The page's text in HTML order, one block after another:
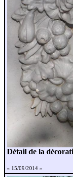
Détail de la
« 15/09/2014 »